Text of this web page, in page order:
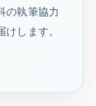
の執筆協力
します。